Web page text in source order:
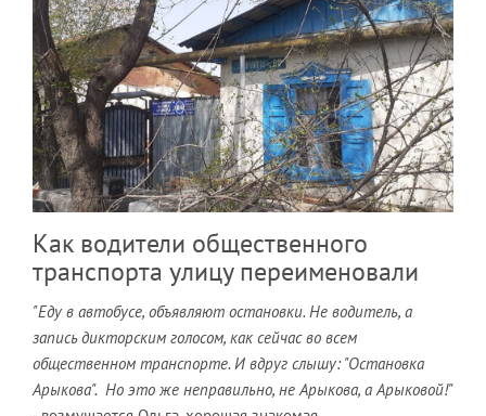
Как водители общественного
транспорта улицу переименовали
"Еду в автобусе, объявляют остановки. Не водитель, а
запись дикторским голосом, как сейчас во всем
общественном транспорте. И вдруг слышу: "Остановка
Арыкова". Но это же неправильно, не Арыкова, а Арыковой!"